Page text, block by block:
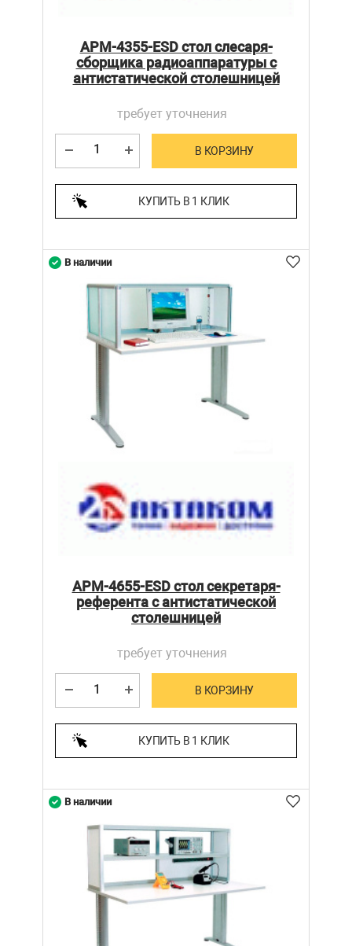
АРМ-4355-ESD стол слесаря-
сборщика радиоаппаратуры с
антистатической столешницей
требует уточнения
В КОРЗИНУ
КУПИТЬ В 1 КЛИК
АРМ-4655-ESD стол секретаря-
референта с антистатической
столешницей
требует уточнения
В КОРЗИНУ
КУПИТЬ В 1 КЛИК
В наличии
В наличии